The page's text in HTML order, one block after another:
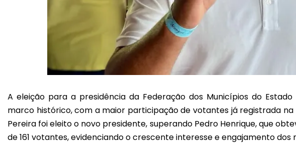
A eleição para a presidência da Federação dos Municípios do
marco histórico, com a maior participação de votantes já registrada na
Pereira foi eleito o novo presidente, superando Pedro Henrique, que
de 161 votantes, evidenciando o crescente interesse e engajamento dos